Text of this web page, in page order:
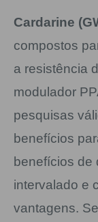
Cardarine
compostos
a resistência
modulador
pesquisas
benefícios
benefícios de
intervalado e
vantagens.